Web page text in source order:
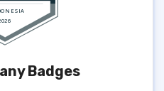
Badges